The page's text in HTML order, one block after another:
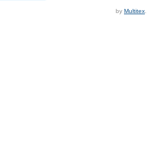
by Multitex